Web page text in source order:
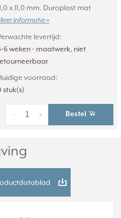
x 11,0 mm. Duroplast mat
informatie »
levertijd:
6 weken - maatwerk, niet
voorraad:
stuk(s)
+
- Bestel